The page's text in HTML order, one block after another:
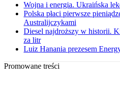
Wojna i energia. Ukraińska
Polska płaci pierwsze
Australijczykami
Diesel najdroższy w historii.
za litr
Luiz Hanania prezesem
Promowane treści